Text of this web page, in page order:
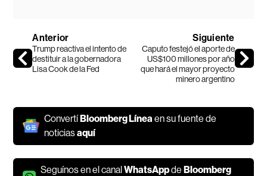
Anterior
Trump reactiva el intento de
destituir a la gobernadora
Lisa Cook de la Fed
Siguiente
Caputo festejó el aporte de
US$100 millones por año
que hará el mayor proyecto
minero argentino
ConvertíBloomberg Línea en su fuente de
noticiasaquí
Seguínos en el canalWhatsAppdeBloomberg